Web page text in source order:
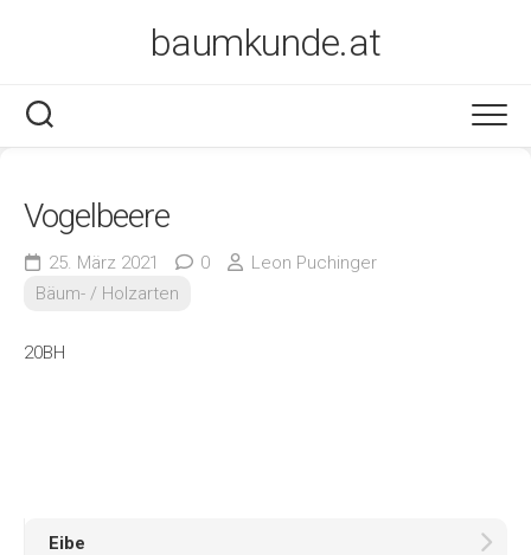
baumkunde.at
Vogelbeere
25. März 2021 0
Leon Puchinger
Bäum- / Holzarten
20BH
Eibe